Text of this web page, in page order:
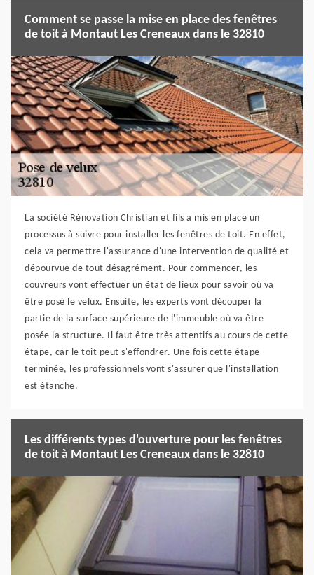
Comment se passe la mise en place des fenêtres
de toit à Montaut Les Creneaux dans le 32810
La société Rénovation Christian et fils a mis en place un
processus à suivre pour installer les fenêtres de toit. En effet,
cela va permettre l'assurance d'une intervention de qualité et
dépourvue de tout désagrément. Pour commencer, les
couvreurs vont effectuer un état de lieux pour savoir où va
être posé le velux. Ensuite, les experts vont découper la
partie de la surface supérieure de l'immeuble où va être
posée la structure. Il faut être très attentifs au cours de cette
étape, car le toit peut s'effondrer. Une fois cette étape
terminée, les professionnels vont s'assurer que l'installation
est étanche.
Les différents types d'ouverture pour les fenêtres
de toit à Montaut Les Creneaux dans le 32810